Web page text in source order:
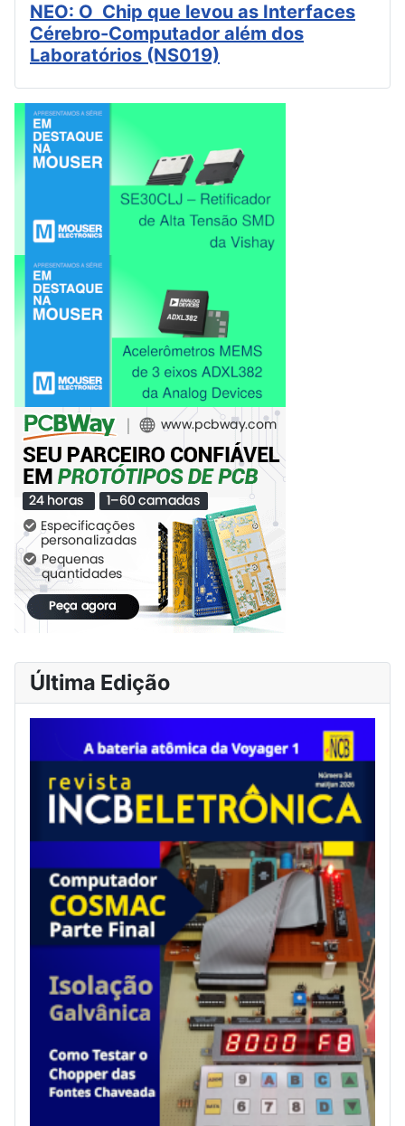
NEO: O Chip que levou as Interfaces
Cérebro-Computador além dos
Laboratórios (NS019)
Última Edição